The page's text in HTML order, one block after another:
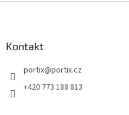
Kontakt
portix@portix.cz
+420 773 188 813